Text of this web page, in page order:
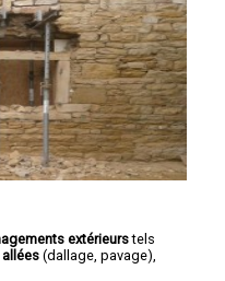
extérieurstels
allées (dallage, pavage),